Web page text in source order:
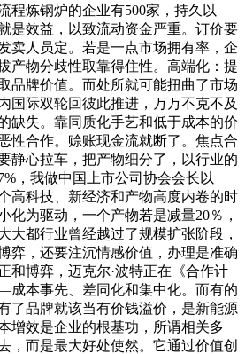
程炼钢炉的企业有500家，持久以
是效益，以致流动资金严重。订价要
卖人员定。若是一点市场拥有率，企
产物分歧性取靠得住性。高端化：提
品牌价值。而处所就可能扭曲了市场
国际双轮回彼此推进，万万不克不及
缺失。靠同质化手艺和低于成本的价
性合作。赊账现金流就断了。焦点合
静心拉车，把产物细分了，以行业的
，我做中国上市公司协会会长以
高科技、新经济和产物高度内卷的时
化为驱动，一个产物若是减量20％，
大都行业曾经越过了规模扩张阶段，
弈，还要注沉情感价值，办理是准确
和博弈，迈克尔·波特正在《合作计
本事先、差同化和集中化。而有的
了品牌就该当有价钱溢价，是新能源
增效是企业的根基功，所谓相关多
，而是最大好处使然。它通过价值创